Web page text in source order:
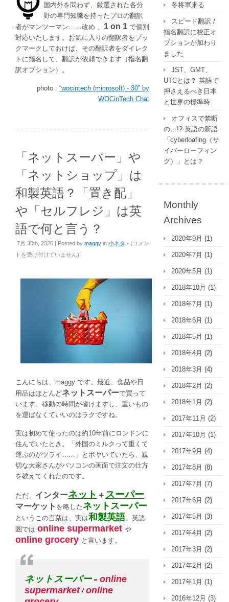
国内外を問わず、厳選された各分
野の専門知識を持ったプロの翻訳
者がマンツーマン……改め 、 1 on 1 で個別
対応いたします。お気に入りの翻訳者をブッ
クマークしておけば、その翻訳者をダイレク
トに指名して、翻訳が依頼できます（指名翻
訳オプション）。
photo : “wocintech (microsoft) - 30” by
WOCinTech Chat
「ネットスーパー」や
「ネットショップ」は
和製英語？「置き配」
や「セルフレジ」は英
語で何と言う？
7月 30th, 2020 | Posted by maggy in 小ネタ - (「ネ
ッ
プ」
は
英
語？
「置
き
や
「セ
ル
フ
コメン
トを受け付けていません)
こんにちは、maggy です。最近、食品や日
用品はほとんどネットスーパーで買って
います。移動の時間が省けますし、重いもの
を運ばなくていいのはラクですね。
実は初めて使ったのは約10年前にロンドンに
住んでいたとき。「外国のミルクって重くて
運ぶのがツライ……」とボヤいていたら、親
切な大家さんがパソコンの画面で注文の仕方
を教えてくれたのです。
ただ、 インターネット ＋ スーパー
マーケット を略したネットスーパー
というこの言葉は、実は和製英語。英語
圏では online supermarket や
online grocery と言います。
ネットスーパー= online
supermarket/ online
冬将軍来る
スピード翻訳 /
指名翻訳に校正オ
プションが加わり
ました
JST、GMT、
UTCとは？ 英語で
押さえるべき日本
と世界の標準時
オフィスで禁断
の…!? 英語の新語
「cyberloafing（サ
イバーローフィン
グ）」とは？
Monthly
Archives
2020年9月 (1)
2020年7月 (1)
2020年5月 (1)
2018年10月 (1)
2018年7月 (1)
2018年6月 (1)
2018年5月 (1)
2018年4月 (2)
2018年3月 (4)
2018年2月 (2)
2018年1月 (2)
2017年11月 (2)
2017年10月 (1)
2017年9月 (4)
2017年8月 (8)
2017年7月 (7)
2017年6月 (2)
2017年5月 (3)
2017年4月 (2)
2017年3月 (2)
2017年2月 (2)
2017年1月 (1)
2016年12月 (3)